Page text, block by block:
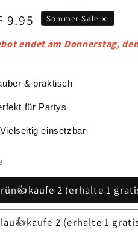
9.95 Sommer-Sale ☀️
endet am Donnerstag,
& praktisch
für Partys
Vielseitig einsetzbar
2 (erhalte 1
2 (erhalte 1